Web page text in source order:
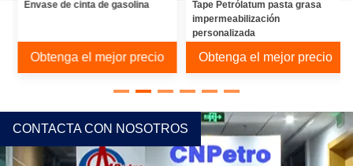
Envase de cinta de gasolina
Obtenga el mejor precio
Tape Petrólatum pasta grasa
impermeabilización
personalizada
Obtenga el mejor precio
CONTACTA CON NOSOTROS